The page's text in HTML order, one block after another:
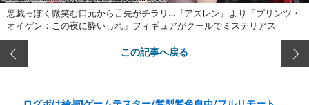
悪戯っぽく微笑む口元から舌先がチラリ…『アズレン』より「プリンツ・
オイゲン：この夜に酔いしれ」フィギュアがクールでミステリアス
この記事へ戻る